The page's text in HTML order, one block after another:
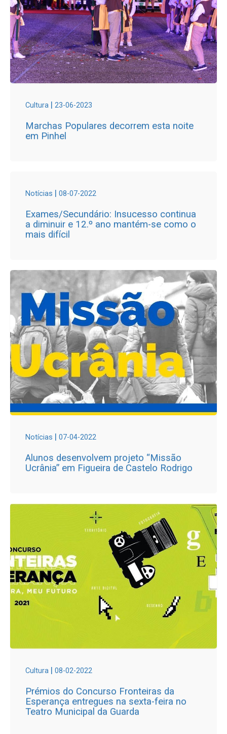
Cultura | 23-06-2023
Marchas Populares decorrem esta noite
em Pinhel
Notícias | 08-07-2022
Exames/Secundário: Insucesso continua
a diminuir e 12.º ano mantém-se como o
mais difícil
Notícias | 07-04-2022
Alunos desenvolvem projeto “Missão
Ucrânia” em Figueira de Castelo Rodrigo
Cultura | 08-02-2022
Prémios do Concurso Fronteiras da
Esperança entregues na sexta-feira no
Teatro Municipal da Guarda